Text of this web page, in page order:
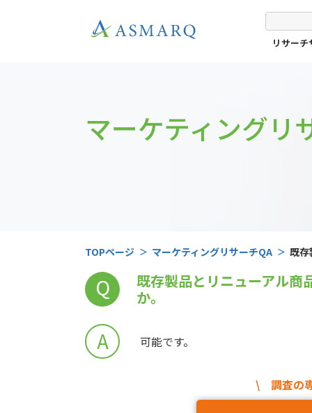
リサーチ
マーケティングリ
TOPページ マーケティングリサーチQA 既存
Q
既存製品とリニューアル商
か。
A 可能です。
\ 調査の